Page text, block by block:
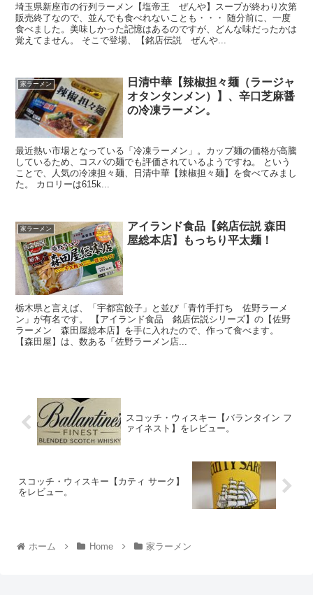
埼玉県新座市の行列ラーメン【塩帝王 ぜんや】スープが終わり次第
販売終了なので、並んでも食べれないことも・・・ 随分前に、一度
食べました。美味しかった記憶はあるのですが、どんな味だったかは
覚えてません。 そこで登場、【銘店伝説 ぜんや...
家ラーメン
日清中華【辣椒担々麺（ラージャ
オタンタンメン）】、辛口芝麻醤
の冷凍ラーメン。
最近熱い市場となっている「冷凍ラーメン」。カップ麺の価格が高騰
しているため、コスパの麺でも評価されているようですね。 という
ことで、人気の冷凍担々麺、日清中華【辣椒担々麺】を食べてみまし
た。 カロリーは615k...
家ラーメン
アイランド食品【銘店伝説 森田
屋総本店】もっちり平太麺！
栃木県と言えば、「宇都宮餃子」と並び「青竹手打ち 佐野ラーメ
ン」が有名です。 【アイランド食品 銘店伝説シリーズ】の【佐野
ラーメン 森田屋総本店】を手に入れたので、作って食べます。
【森田屋】は、数ある「佐野ラーメン店...
スコッチ・ウィスキー【バランタイン フ
ァイネスト】をレビュー。
スコッチ・ウィスキー【カティ サーク】
をレビュー。
ホーム Home 家ラーメン